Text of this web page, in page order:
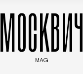
МОСКВИЧ
MAG